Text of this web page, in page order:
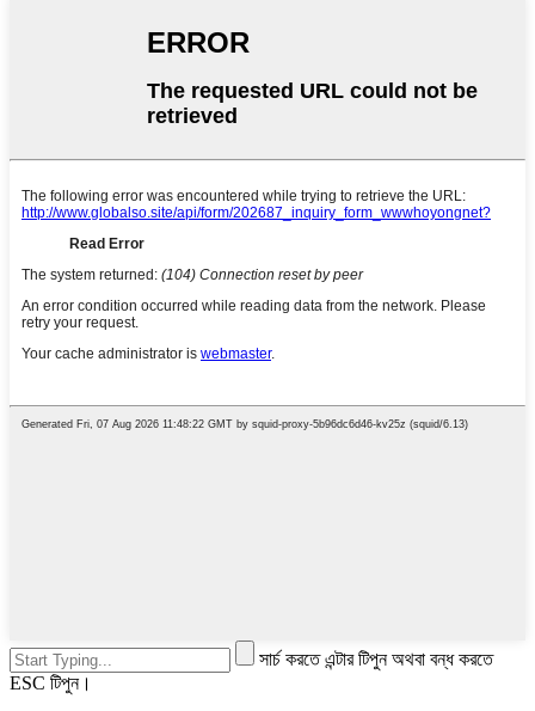
সার্চ করতে এন্টার টিপুন অথবা বন্ধ করতে
ESC টিপুন।